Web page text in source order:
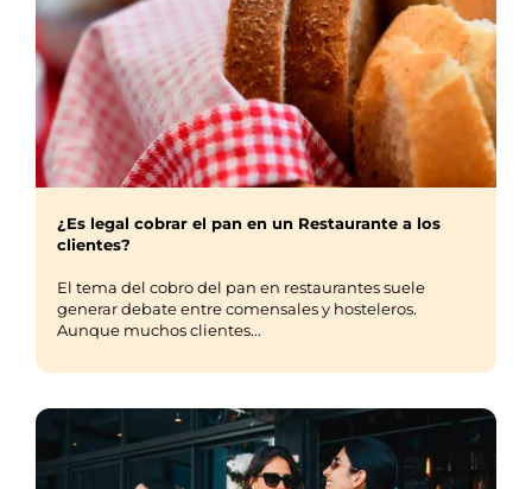
¿Es legal cobrar el pan en un Restaurante a los
clientes?
El tema del cobro del pan en restaurantes suele
generar debate entre comensales y hosteleros.
Aunque muchos clientes...